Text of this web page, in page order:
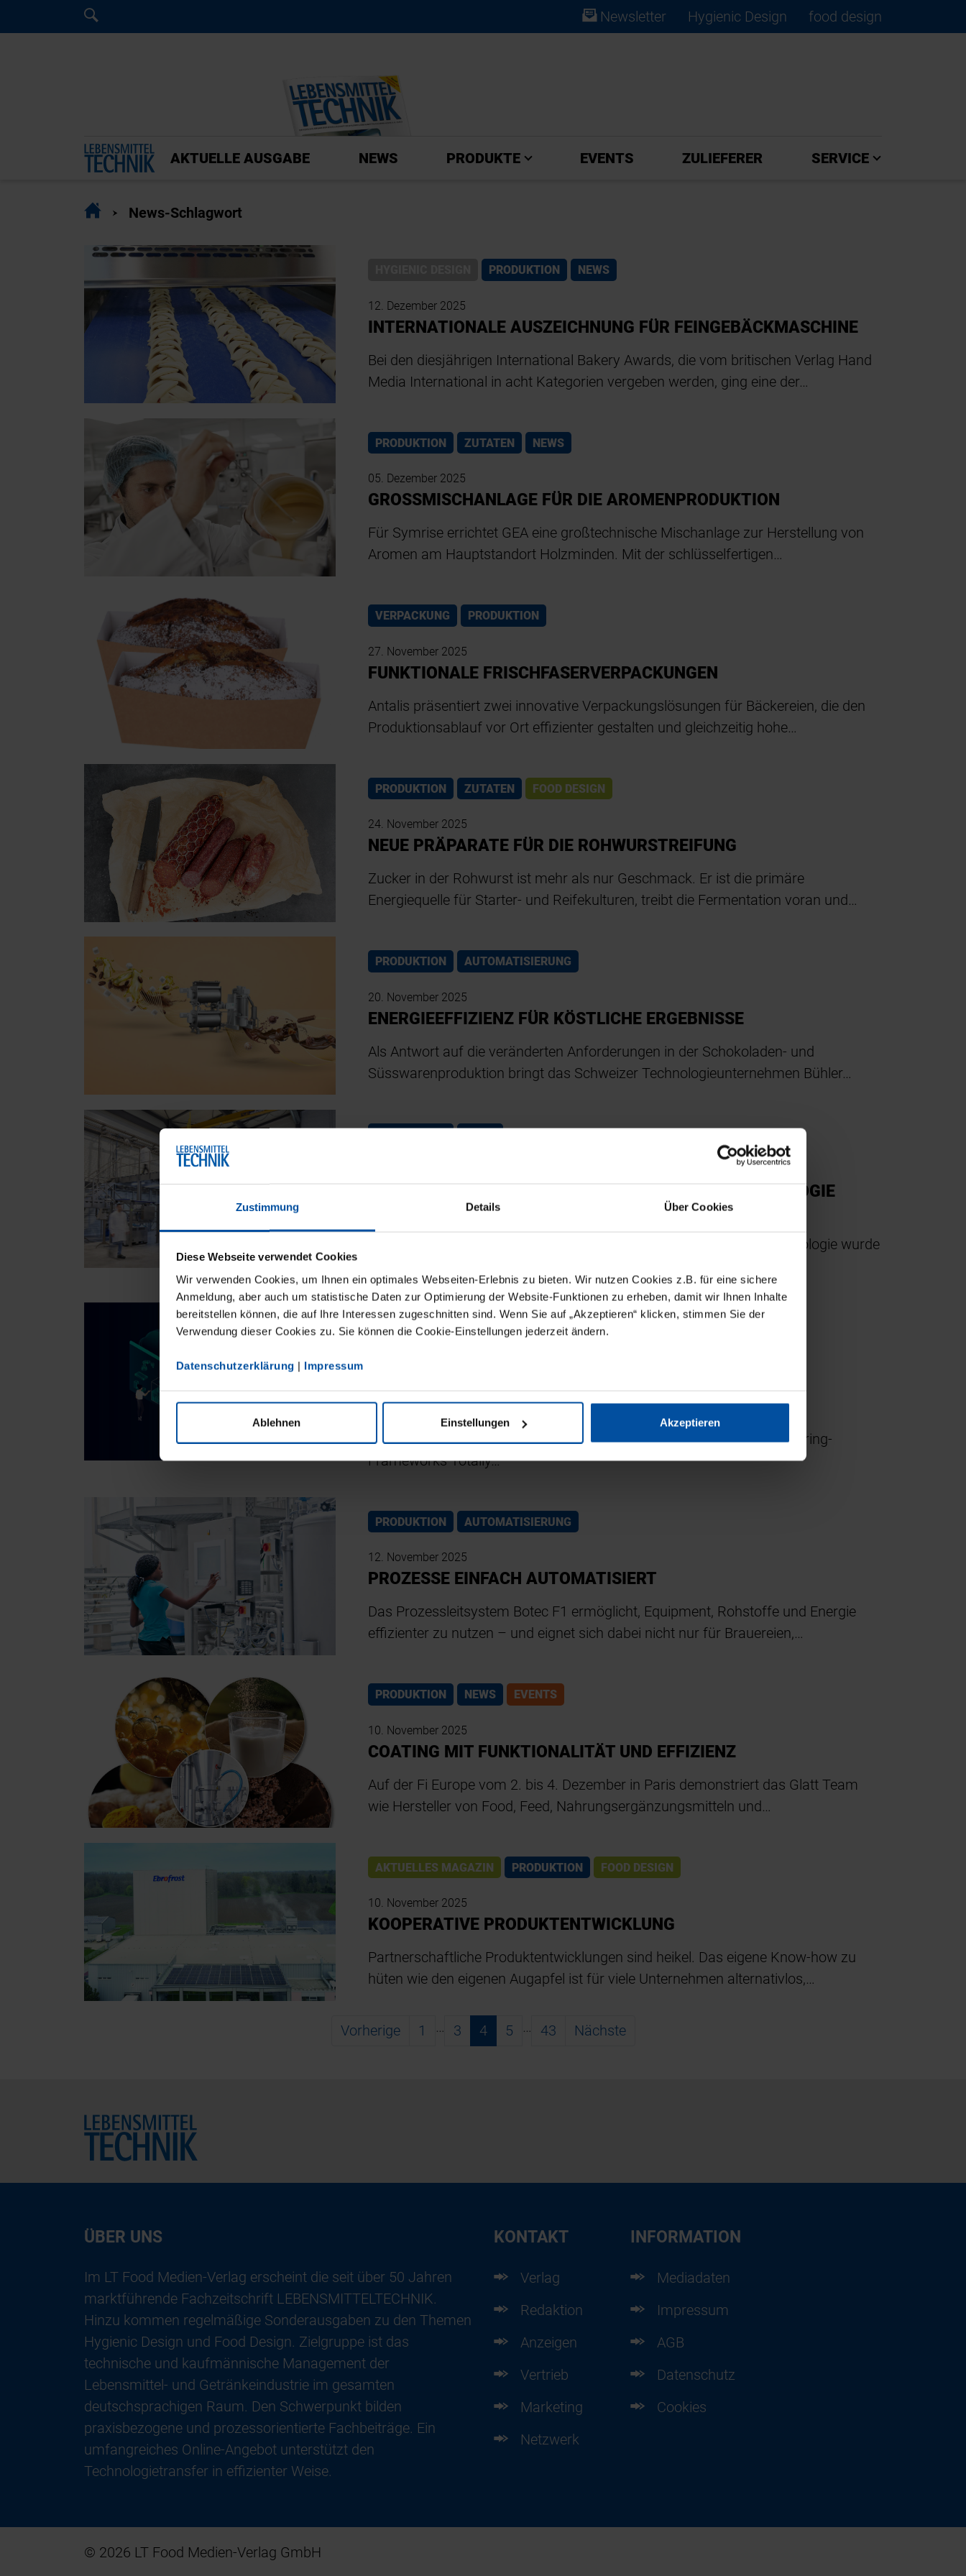
Zustimmung Details Über Cookies
Diese Webseite verwendet Cookies
Wir verwenden Cookies, um Ihnen ein optimales Webseiten-Erlebnis zu bieten. Wir nutzen Cookies z.B. für eine sichere
Anmeldung, aber auch um statistische Daten zur Optimierung der Website-Funktionen zu erheben, damit wir Ihnen Inhalte
bereitstellen können, die auf Ihre Interessen zugeschnitten sind. Wenn Sie auf „Akzeptieren“ klicken, stimmen Sie der
Verwendung dieser Cookies zu. Sie können die Cookie-Einstellungen jederzeit ändern.
Datenschutzerklärung | Impressum
Ablehnen Einstellungen Akzeptieren
Newsletter Hygienic Design
food design
Home
Home
AKTUELLE AUSGABE NEWS PRODUKTE EVENTS ZULIEFERER SERVICE
HomeNews-Schlagwort
PRODUKTION NEWS
12. Dezember 2025
INTERNATIONALE AUSZEICHNUNG FÜR FEINGEBÄCKMASCHINE
Bei den diesjährigen International Bakery Awards, die vom britischen Verlag Hand
Media International in acht Kategorien vergeben werden, ging eine der…
PRODUKTION ZUTATEN NEWS
05. Dezember 2025
GROSSMISCHANLAGE FÜR DIE AROMENPRODUKTION
Für Symrise errichtet GEA eine großtechnische Mischanlage zur Herstellung von
Aromen am Hauptstandort Holzminden. Mit der schlüsselfertigen…
VERPACKUNG PRODUKTION
27. November 2025
FUNKTIONALE FRISCHFASERVERPACKUNGEN
Antalis präsentiert zwei innovative Verpackungslösungen für Bäckereien, die den
Produktionsablauf vor Ort effizienter gestalten und gleichzeitig hohe…
PRODUKTION ZUTATEN FOOD DESIGN
24. November 2025
NEUE PRÄPARATE FÜR DIE ROHWURSTREIFUNG
Zucker in der Rohwurst ist mehr als nur Geschmack. Er ist die primäre
Energiequelle für Starter- und Reifekulturen, treibt die Fermentation voran und…
PRODUKTION AUTOMATISIERUNG
20. November 2025
ENERGIEEFFIZIENZ FÜR KÖSTLICHE ERGEBNISSE
Als Antwort auf die veränderten Anforderungen in der Schokoladen- und
Süsswarenproduktion bringt das Schweizer Technologieunternehmen Bühler…
NEUES ENTWICKLUNGSZENTRUM FÜR PULVERTECHNOLOGIE
Ein neues Product Development Centre für Pulverprozesse und -technologie wurde
PRODUKTION AUTOMATISIERUNG
Auf der Smart Production Solutions (SPS) stellt das führende
Technologieunternehmen Siemens die neue Version 21 seines Engineering-
Frameworks Totally…
PRODUKTION AUTOMATISIERUNG
12. November 2025
PROZESSE EINFACH AUTOMATISIERT
Das Prozessleitsystem Botec F1 ermöglicht, Equipment, Rohstoffe und Energie
effizienter zu nutzen – und eignet sich dabei nicht nur für Brauereien,…
PRODUKTION NEWS EVENTS
10. November 2025
COATING MIT FUNKTIONALITÄT UND EFFIZIENZ
Auf der Fi Europe vom 2. bis 4. Dezember in Paris demonstriert das Glatt Team
wie Hersteller von Food, Feed, Nahrungsergänzungsmitteln und…
AKTUELLES MAGAZIN PRODUKTION FOOD DESIGN
10. November 2025
KOOPERATIVE PRODUKTENTWICKLUNG
Partnerschaftliche Produktentwicklungen sind heikel. Das eigene Know-how zu
hüten wie den eigenen Augapfel ist für viele Unternehmen alternativlos,…
Vorherige 1 … 3 4 5 … 43 Nächste
Home
ÜBER UNS
Im LT Food Medien-Verlag erscheint die seit über 50 Jahren
marktführende Fachzeitschrift LEBENSMITTELTECHNIK.
Hinzu kommen regelmäßige Sonderausgaben zu den Themen
Hygienic Design und Food Design. Zielgruppe ist das
technische und kaufmännische Management der
Lebensmittel- und Getränkeindustrie im gesamten
deutschsprachigen Raum. Den Schwerpunkt bilden
praxisbezogene und prozessorientierte Fachbeiträge. Ein
umfangreiches Online-Angebot unterstützt den
Technologietransfer in effizienter Weise.
KONTAKT
Verlag
Redaktion
Anzeigen
Vertrieb
Marketing
Netzwerk
INFORMATION
Mediadaten
Impressum
AGB
Datenschutz
Cookies
© 2026 LT Food Medien-Verlag GmbH
×